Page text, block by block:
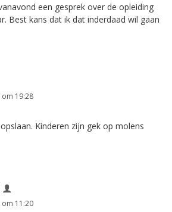
een gesprek over de opleiding
Best kans dat ik dat inderdaad wil gaan
19:28
Kinderen zijn gek op molens
11:20